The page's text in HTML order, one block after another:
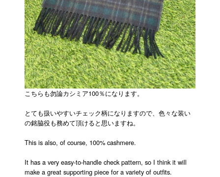
こちらも勿論カシミア100％になります。
とても扱いやすいチェック柄になりますので、色々な装い
の銘脇役も務めて頂けると思いますね。
This is also, of course, 100% cashmere.
It has a very easy-to-handle check pattern, so I think it will
make a great supporting piece for a variety of outfits.